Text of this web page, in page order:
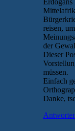
reisen,
der
Dieser
müssen.
Einfach
Danke,